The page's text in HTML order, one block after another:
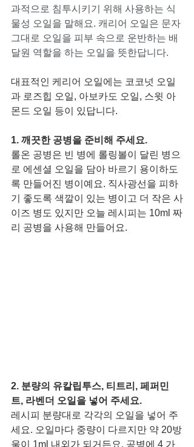
과적으로 침투시키기 위해 사용하는 식
물성 오일을 말해요. 캐리어 오일은 문자
그대로 오일을 피부 속으로 운반하는 배
달원 역할을 하는 오일을 뜻한답니다.
대표적인 케리어 오일에는 코코넛 오일
과 로즈힙 오일, 아보카도 오일, 스윗 아
몬드 오일 등이 있답니다.
1. 깨끗한 공병을 준비해 주세요.
롤온 공병은 빈 병에 롤링볼이 달린 병으
로 에센셜 오일을 담아 바르기 용이하도
록 만들어진 병이예요. 직사광선을 피하
기 좋도록 색깔이 있는 병이고 더 작은 사
이즈 병도 있지만 오늘 레시피는 10ml 짜
리 공병을 사용해 만들어요.
2. 분량의 유칼립투스, 티트리, 페퍼민
트, 라벤더 오일을 넣어 주세요.
레시피 분량대로 각각의 오일을 넣어 주
세요. 오일마다 중량이 다르지만 약 20방
울이 1ml 내외가 되거든요. 공병에 4 가